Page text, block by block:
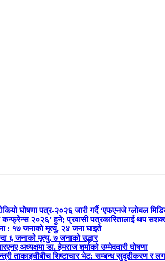
घोषणा पत्र-२०२६ जारी गर्दै ‘एफएनजे ग्लोबल
कन्फ्रेन्स २०२६’ हुने; प्रवासी पत्रकारितालाई थप
: १७ जनाको मृत्यु, २४ जना घाइते
६ जनाको मृत्यु, ७ जनाको उद्धार
अध्यक्षमा डा. हेमराज शर्माको उम्मेदवारी घोषणा
ताकाइचीबीच शिष्टाचार भेट: सम्बन्ध सुदृढीकरण र